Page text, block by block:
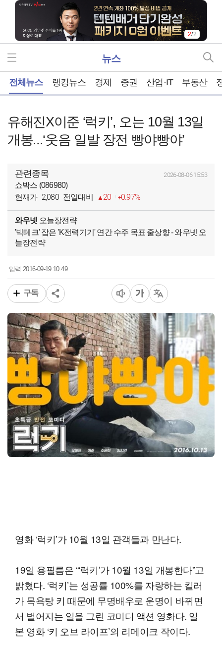
2/2
뉴스
전체뉴스 랭킹뉴스 경제 증권 산업·IT 부동산
유해진X이준 ‘럭키’, 오는 10월 13일
개봉...‘웃음 일발 장전 빵야빵야’
관련종목 2026-08-06 15:53
쇼박스 (086980)
현재가 2,080 전일대비 20 0.97%
와우넷 오늘장전략
'빅테크' 잡은 'K전력기기' 연간 수주 목표 줄상향 - 와우넷 오
늘장전략
입력 2016-09-19 10:49
구독
영화 ‘럭키’가 10월 13일 관객들과 만난다.
19일 용필름은 “‘럭키’가 10월 13일 개봉한다”고
밝혔다. ‘럭키’는 성공률 100%를 자랑하는 킬러
가 목욕탕 키 때문에 무명배우로 운명이 바뀌면
서 벌어지는 일을 그린 코미디 액션 영화다. 일
본 영화 ‘키 오브 라이프’의 리메이크 작이다.